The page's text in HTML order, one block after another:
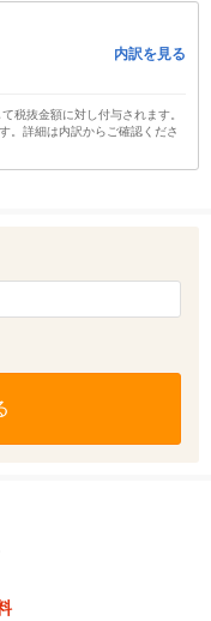
内訳を見る
税抜金額に対し付与されます。
。詳細は内訳からご確認くださ